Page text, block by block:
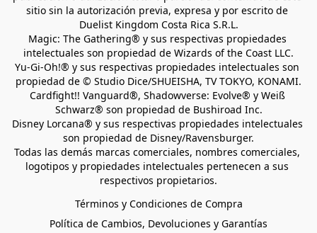
sitio sin la autorización previa, expresa y por escrito de
Duelist Kingdom Costa Rica S.R.L.
Magic: The Gathering® y sus respectivas propiedades
intelectuales son propiedad de Wizards of the Coast LLC.
Yu-Gi-Oh!® y sus respectivas propiedades intelectuales son
propiedad de © Studio Dice/SHUEISHA, TV TOKYO, KONAMI.
Cardfight!! Vanguard®, Shadowverse: Evolve® y Weiß
Schwarz® son propiedad de Bushiroad Inc.
Disney Lorcana® y sus respectivas propiedades intelectuales
son propiedad de Disney/Ravensburger.
Todas las demás marcas comerciales, nombres comerciales,
logotipos y propiedades intelectuales pertenecen a sus
respectivos propietarios.
Términos y Condiciones de Compra
Política de Cambios, Devoluciones y Garantías